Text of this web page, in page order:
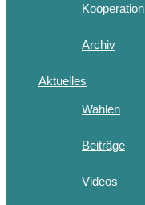
Kooperation
Archiv
Aktuelles
Wahlen
Beiträge
Videos